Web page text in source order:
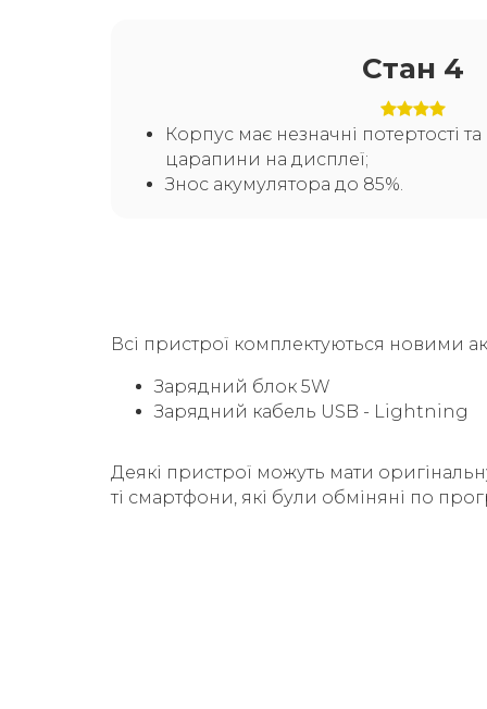
Стан 4
Корпус має незначні потертості
царапини на дисплеї;
Знос акумулятора до 85%.
Всі пристрої комплектуються новими
Зарядний блок 5W
Зарядний кабель USB - Lightning
Деякі пристрої можуть мати
ті смартфони, які були обміняні по